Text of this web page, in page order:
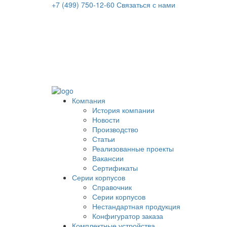
+7 (499) 750-12-60 Связаться с нами
Компания
История компании
Новости
Производство
Статьи
Реализованные проекты
Вакансии
Сертификаты
Серии корпусов
Справочник
Серии корпусов
Нестандартная продукция
Конфигуратор заказа